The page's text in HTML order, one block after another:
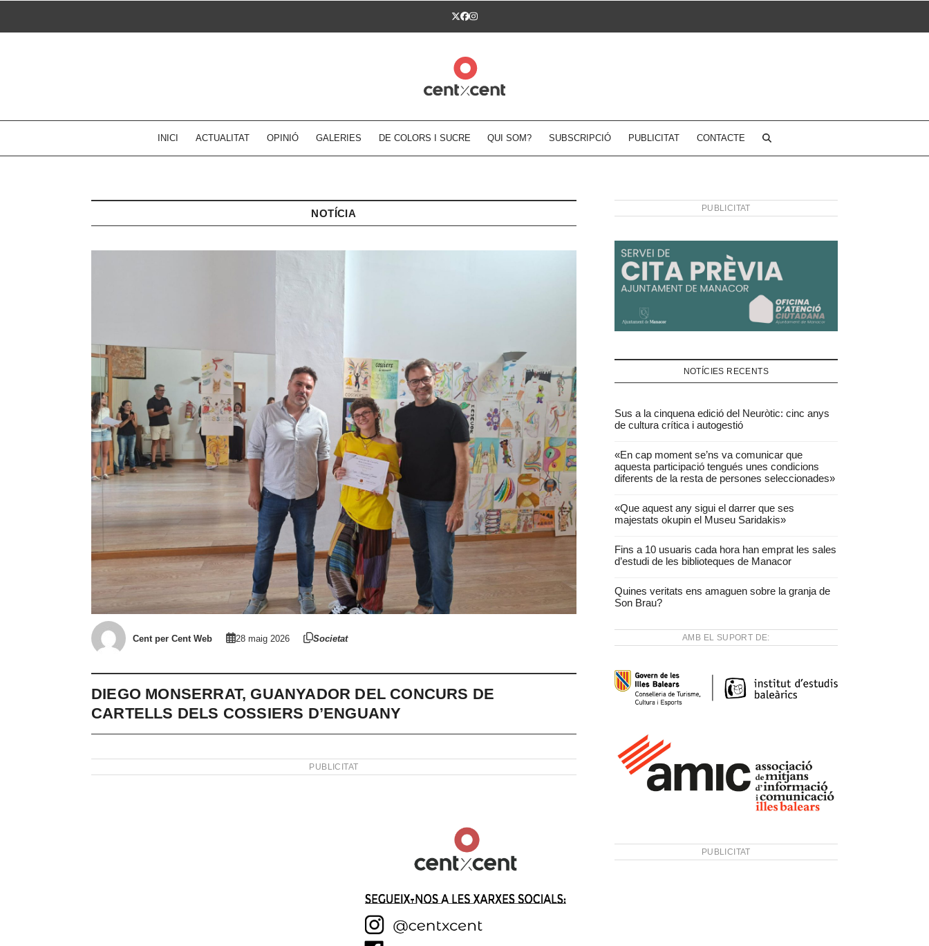
Twitter
Facebook
Instagram
INICI ACTUALITAT OPINIÓ GALERIES DE COLORS I SUCRE QUI SOM? SUBSCRIPCIÓ PUBLICITAT CONTACTE
NOTÍCIA
Cent per Cent Web 28 maig 2026 Societat
DIEGO MONSERRAT, GUANYADOR DEL CONCURS DE
CARTELLS DELS COSSIERS D’ENGUANY
PUBLICITAT
PUBLICITAT
NOTÍCIES RECENTS
Sus a la cinquena edició del Neuròtic: cinc anys
de cultura crítica i autogestió
«En cap moment se’ns va comunicar que
aquesta participació tengués unes condicions
diferents de la resta de persones seleccionades»
«Que aquest any sigui el darrer que ses
majestats okupin el Museu Saridakis»
Fins a 10 usuaris cada hora han emprat les sales
d’estudi de les biblioteques de Manacor
Quines veritats ens amaguen sobre la granja de
Son Brau?
AMB EL SUPORT DE:
PUBLICITAT